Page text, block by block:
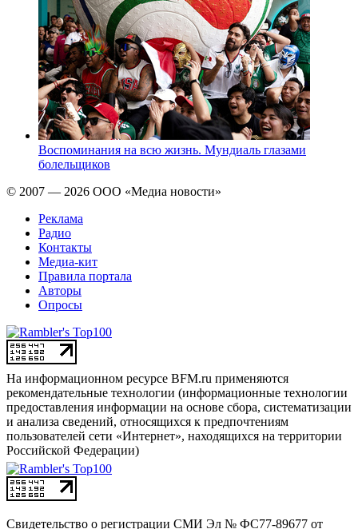
Воспоминания на всю жизнь. Мундиаль глазами
болельщиков
© 2007 — 2026 ООО «Медиа новости»
Реклама
Радио
Контакты
Медиа-кит
Правила портала
Авторы
Опросы
На информационном ресурсе BFM.ru применяются
рекомендательные технологии (информационные технологии
предоставления информации на основе сбора, систематизации
и анализа сведений, относящихся к предпочтениям
пользователей сети «Интернет», находящихся на территории
Российской Федерации)
Свидетельство о регистрации СМИ Эл № ФС77-89677 от